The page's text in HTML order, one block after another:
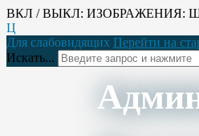
ВКЛ / ВЫКЛ: ИЗОБРАЖЕНИЯ:
Ц
Для слабовидящих Перейти на
Искать...